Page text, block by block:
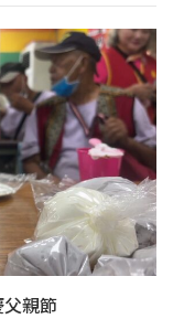
親節